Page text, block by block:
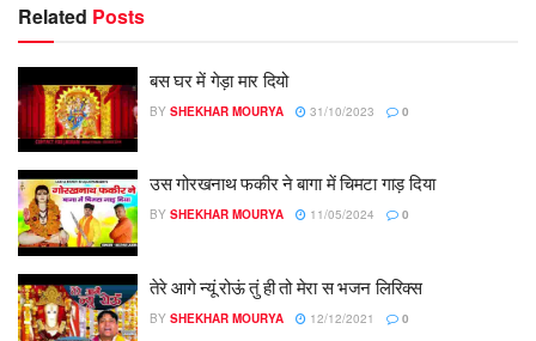
Related Posts
बस घर में गेड़ा मार दियो
BY SHEKHAR MOURYA 31/10/2023 0
उस गोरखनाथ फकीर ने बागा में चिमटा गाड़ दिया
BY SHEKHAR MOURYA 11/05/2024 0
तेरे आगे न्यूं रोऊं तुं ही तो मेरा स भजन लिरिक्स
BY SHEKHAR MOURYA 12/12/2021 0